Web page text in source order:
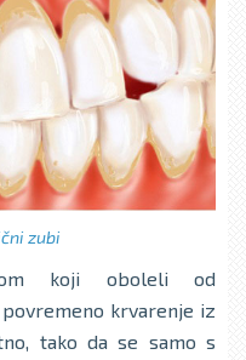
zubi
koji oboleli od
krvarenje iz
tako da se samo s